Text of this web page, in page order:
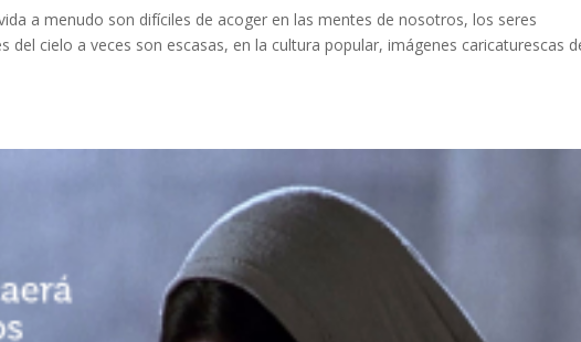
a menudo son difíciles de acoger en las mentes de nosotros, los seres
del cielo a veces son escasas, en la cultura popular, imágenes caricaturescas